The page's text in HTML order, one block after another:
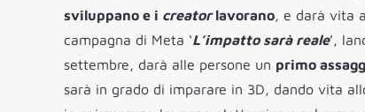
sviluppano e i creatorlavorano, e darà vita
campagna di Meta ‘L’impatto sarà reale’,
settembre, darà alle persone un primo
sarà in grado di imparare in 3D, dando vita